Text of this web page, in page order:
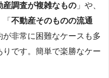
産調査が複雑なもの 」や、
不動産そのものの流通
が非常に困難なケースも多
りです。簡単で楽勝なケー